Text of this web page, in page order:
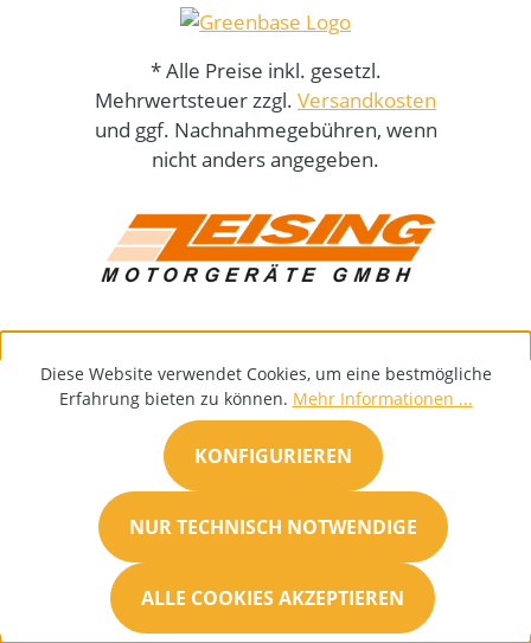
* Alle Preise inkl. gesetzl.
Mehrwertsteuer zzgl. Versandkosten
und ggf. Nachnahmegebühren, wenn
nicht anders angegeben.
Diese Website verwendet Cookies, um eine bestmögliche
Erfahrung bieten zu können. Mehr Informationen ...
NUR TECHNISCH NOTWENDIGE
KONFIGURIEREN
ALLE COOKIES AKZEPTIEREN